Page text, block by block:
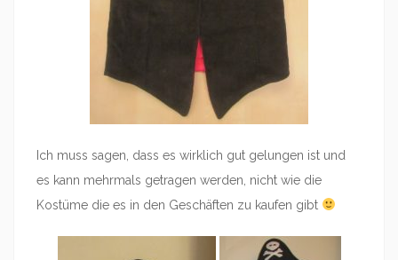
Ich muss sagen, dass es wirklich gut gelungen ist und
es kann mehrmals getragen werden, nicht wie die
Kostüme die es in den Geschäften zu kaufen gibt